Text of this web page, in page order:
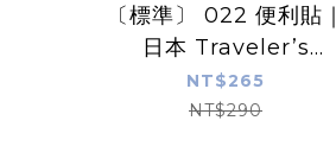
〔標準〕 022 便利貼｜
日本 Traveler’s
Notebook
NT$265
NT$290